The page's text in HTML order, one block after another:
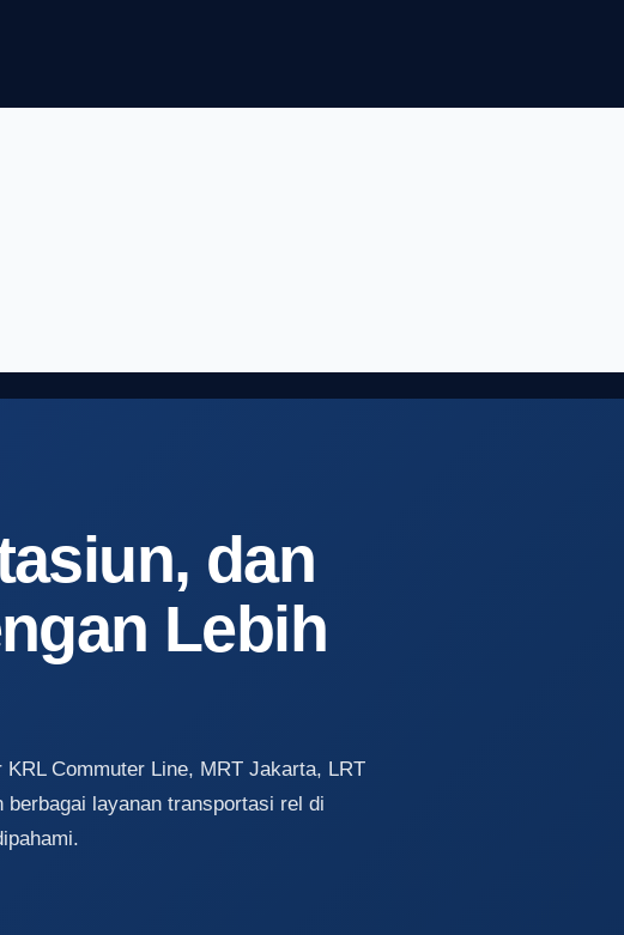
dan
Lebih
Commuter Line, MRT Jakarta, LRT
layanan transportasi rel di